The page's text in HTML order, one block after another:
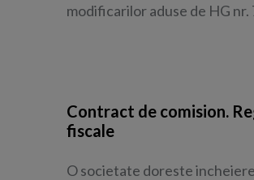
modificarilor aduse de HG nr.
Contract de comision.
fiscale
O societate doreste